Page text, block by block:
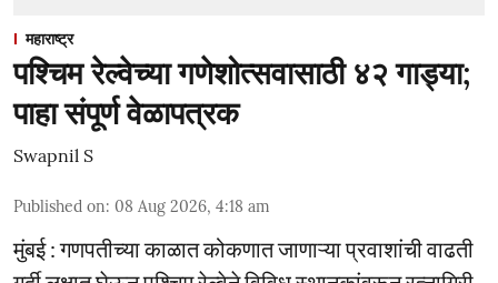
महाराष्ट्र
पश्चिम रेल्वेच्या गणेशोत्सवासाठी ४२ गाड्या;
पाहा संपूर्ण वेळापत्रक
Swapnil S
Published on: 08 Aug 2026, 4:18 am
मुंबई : गणपतीच्या काळात कोकणात जाणाऱ्या प्रवाशांची वाढती